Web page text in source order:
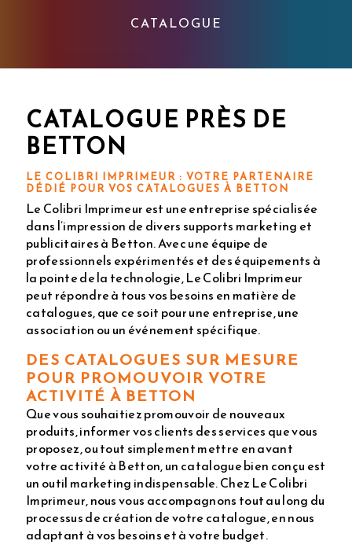
CATALOGUE
CATALOGUE PRÈS DE
BETTON
LE COLIBRI IMPRIMEUR : VOTRE PARTENAIRE
DÉDIÉ POUR VOS CATALOGUES À BETTON
Le Colibri Imprimeur est une entreprise spécialisée
dans l’impression de divers supports marketing et
publicitaires à Betton. Avec une équipe de
professionnels expérimentés et des équipements à
la pointe de la technologie, Le Colibri Imprimeur
peut répondre à tous vos besoins en matière de
catalogues, que ce soit pour une entreprise, une
association ou un événement spécifique.
DES CATALOGUES SUR MESURE
POUR PROMOUVOIR VOTRE
ACTIVITÉ À BETTON
Que vous souhaitiez promouvoir de nouveaux
produits, informer vos clients des services que vous
proposez, ou tout simplement mettre en avant
votre activité à Betton, un catalogue bien conçu est
un outil marketing indispensable. Chez Le Colibri
Imprimeur, nous vous accompagnons tout au long du
processus de création de votre catalogue, en nous
adaptant à vos besoins et à votre budget.